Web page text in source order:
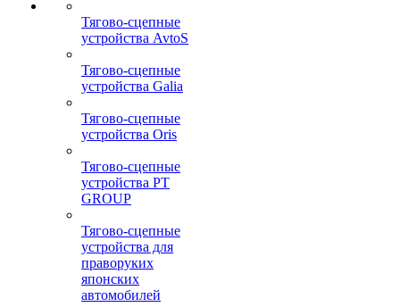
Тягово-сцепные
устройства AvtoS
Тягово-сцепные
устройства Galia
Тягово-сцепные
устройства Oris
Тягово-сцепные
устройства PT
GROUP
Тягово-сцепные
устройства для
праворуких
японских
автомобилей